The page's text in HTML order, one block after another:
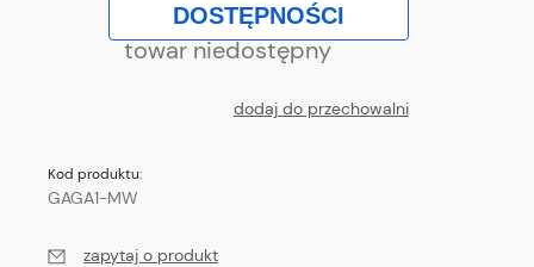
DOSTĘPNOŚCI
towar niedostępny
dodaj do przechowalni
Kod produktu:
GAGA1-MW
zapytaj o produkt